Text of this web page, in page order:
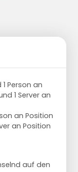
Person an
1 Server an
an Position
an Position
auf den